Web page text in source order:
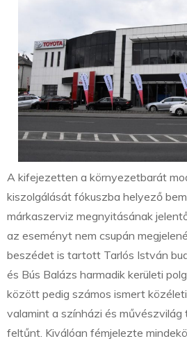
A kifejezetten a környezetbarát
kiszolgálását fókuszba helyező
márkaszerviz megnyitásának
az eseményt nem csupán
beszédet is tartott Tarlós István
és Bús Balázs harmadik kerületi
között pedig számos ismert
valamint a színházi és művészvilág
feltűnt. Kiválóan fémjelezte